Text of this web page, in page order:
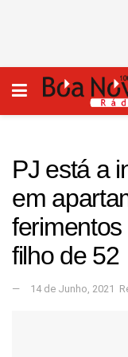
PJ está a
em
filho de 52
14 de Junho, 2021